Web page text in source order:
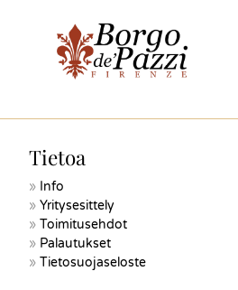
Tietoa
Info
Yritysesittely
Toimitusehdot
Palautukset
Tietosuojaseloste